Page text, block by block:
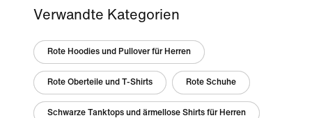
Verwandte Kategorien
Rote Hoodies und Pullover für Herren
Rote Oberteile und T-Shirts Rote Schuhe
Schwarze Tanktops und ärmellose Shirts für Herren